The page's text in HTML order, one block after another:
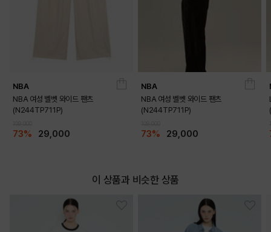
INDIAN PINK
NBA
NBA 여성 벨벳 와이드 팬츠
(N244TP711P)
73% 29,000
NBA
NBA 여성 벨벳 와이드 팬츠
(N244TP711P)
73% 29,000
이 상품과 비슷한 상품